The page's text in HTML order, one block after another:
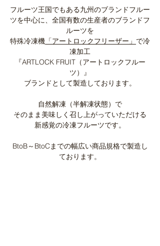
​フルーツ王国でもある九州のブランドフルー
ツを中心に、全国有数の生産者のブランドフ
ルーツを
特殊冷凍機 「アートロックフリーザー」 で冷
凍加工
『ARTLOCK FRUIT（アートロックフルー
ツ）』
ブランドとして製造しております。
自然解凍（半解凍状態）で
そのまま美味しく召し上がっていただける
新感覚の冷凍フルーツです。
BtoB～BtoCまで​​の幅広い商品規格で製造し
ております。